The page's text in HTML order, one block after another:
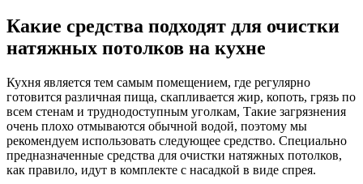
Какие средства подходят для очистки
натяжных потолков на кухне
Кухня является тем самым помещением, где регулярно
готовится различная пища, скапливается жир, копоть, грязь по
всем стенам и труднодоступным уголкам, Такие загрязнения
очень плохо отмываются обычной водой, поэтому мы
рекомендуем использовать следующее средство. Специально
предназначенные средства для очистки натяжных потолков,
как правило, идут в комплекте с насадкой в виде спрея.